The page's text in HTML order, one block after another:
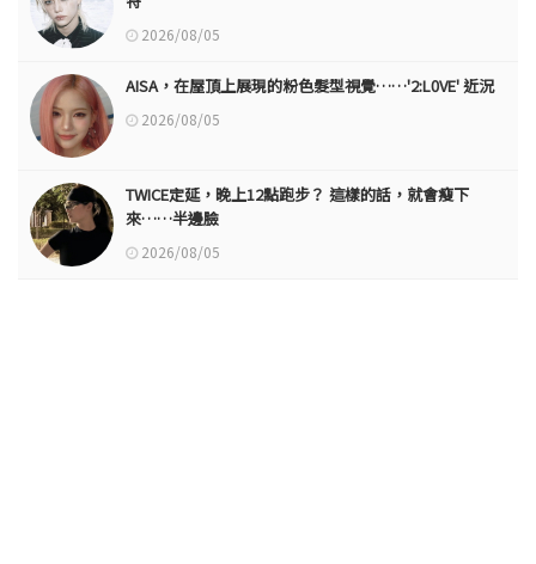
2026/08/05
AISA，在屋頂上展現的粉色髮型視覺……'2:L0VE' 近況
2026/08/05
TWICE定延，晚上12點跑步？ 這樣的話，就會瘦下
來……半邊臉
2026/08/05